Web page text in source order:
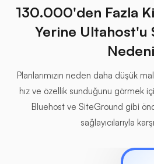
130.000'den Fazla
Yerine Ultahost'u
Nedeni
Planlarımızın neden daha düşük
hız ve özellik sunduğunu görmek
Bluehost ve SiteGround gibi
sağlayıcılarıyla